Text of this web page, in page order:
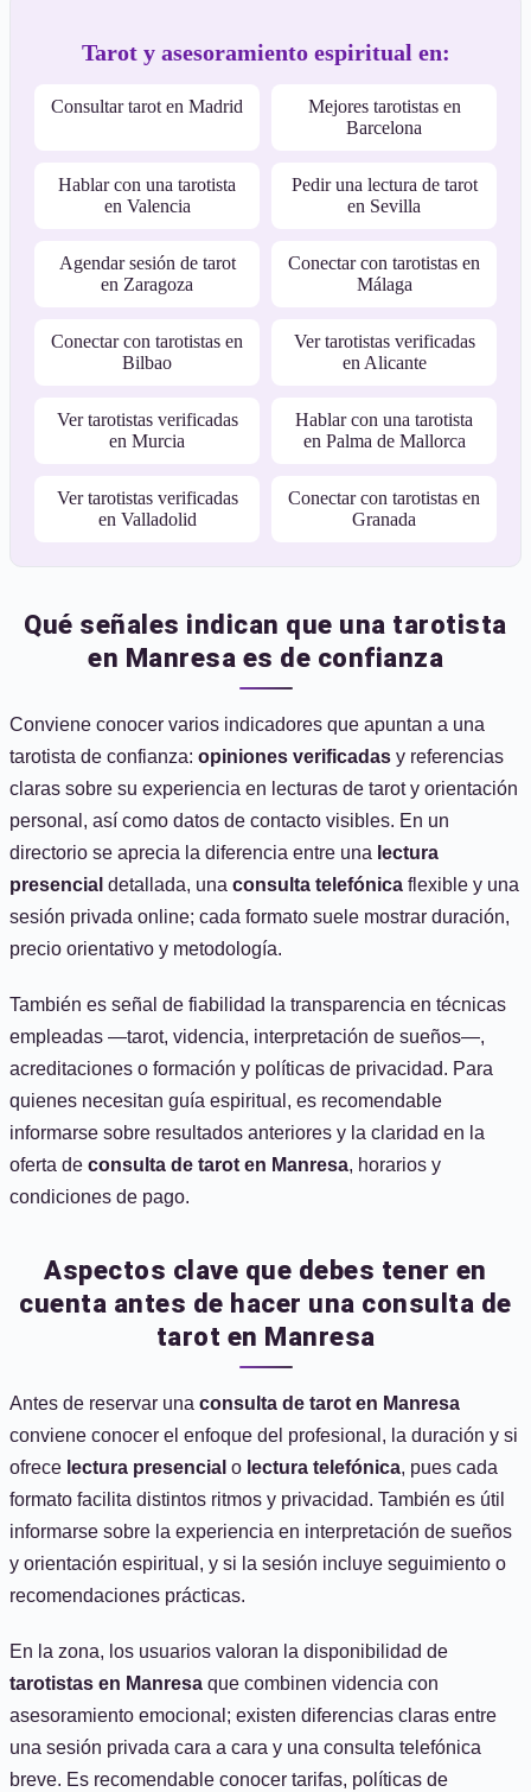
Tarot y asesoramiento espiritual en:
Consultar tarot en Madrid
Mejores tarotistas en
Barcelona
Hablar con una tarotista
en Valencia
Pedir una lectura de tarot
en Sevilla
Agendar sesión de tarot
en Zaragoza
Conectar con tarotistas en
Málaga
Conectar con tarotistas en
Bilbao
Ver tarotistas verificadas
en Alicante
Ver tarotistas verificadas
en Murcia
Hablar con una tarotista
en Palma de Mallorca
Ver tarotistas verificadas
en Valladolid
Conectar con tarotistas en
Granada
Qué señales indican que una tarotista
en Manresa es de confianza
Conviene conocer varios indicadores que apuntan a una
tarotista de confianza: opiniones verificadas y referencias
claras sobre su experiencia en lecturas de tarot y orientación
personal, así como datos de contacto visibles. En un
directorio se aprecia la diferencia entre una lectura
presencial detallada, una consulta telefónica flexible y una
sesión privada online; cada formato suele mostrar duración,
precio orientativo y metodología.
También es señal de fiabilidad la transparencia en técnicas
empleadas —tarot, videncia, interpretación de sueños—,
acreditaciones o formación y políticas de privacidad. Para
quienes necesitan guía espiritual, es recomendable
informarse sobre resultados anteriores y la claridad en la
oferta de consulta de tarot en Manresa, horarios y
condiciones de pago.
Aspectos clave que debes tener en
cuenta antes de hacer una consulta de
tarot en Manresa
Antes de reservar una consulta de tarot en Manresa
conviene conocer el enfoque del profesional, la duración y si
ofrece lectura presencial o lectura telefónica, pues cada
formato facilita distintos ritmos y privacidad. También es útil
informarse sobre la experiencia en interpretación de sueños
y orientación espiritual, y si la sesión incluye seguimiento o
recomendaciones prácticas.
En la zona, los usuarios valoran la disponibilidad de
tarotistas en Manresa que combinen videncia con
asesoramiento emocional; existen diferencias claras entre
una sesión privada cara a cara y una consulta telefónica
breve. Es recomendable conocer tarifas, políticas de